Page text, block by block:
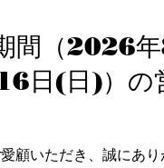
間（2026
日(日)）の
顧いただき、誠にあり